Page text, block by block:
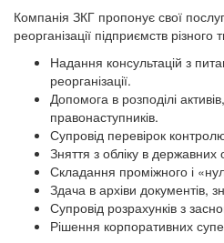
Компанія ЗКГ пропонує свої
реорганізації підприємств різного
Надання консультацій з
реорганізації.
Допомога в розподілі
правонаступників.
Супровід перевірок
Зняття з обліку в державних
Складання проміжного і
Здача в архіви документів,
Супровід розрахунків з
Рішення корпоративних